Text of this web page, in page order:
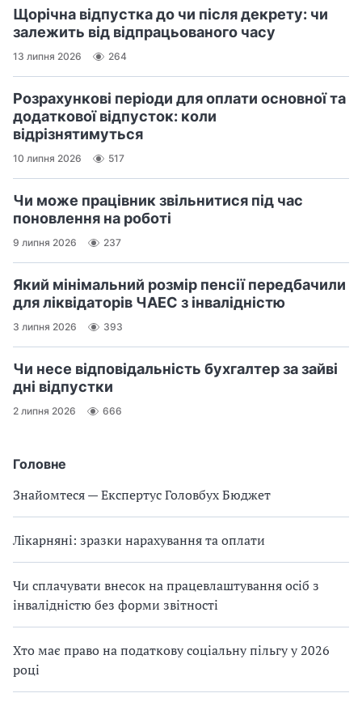
Головне
Знайомтеся — Експертус Головбух Бюджет
Лікарняні: зразки нарахування та оплати
Чи сплачувати внесок на працевлаштування осіб з
інвалідністю без форми звітності
Хто має право на податкову соціальну пільгу у 2026
році
Щорічна відпустка до чи після декрету: чи
залежить від відпрацьованого часу
13 липня 2026 264
Розрахункові періоди для оплати основної та
додаткової відпусток: коли
відрізнятимуться
10 липня 2026 517
Чи може працівник звільнитися під час
поновлення на роботі
9 липня 2026 237
Який мінімальний розмір пенсії передбачили
для ліквідаторів ЧАЕС з інвалідністю
3 липня 2026 393
Чи несе відповідальність бухгалтер за зайві
дні відпустки
2 липня 2026 666